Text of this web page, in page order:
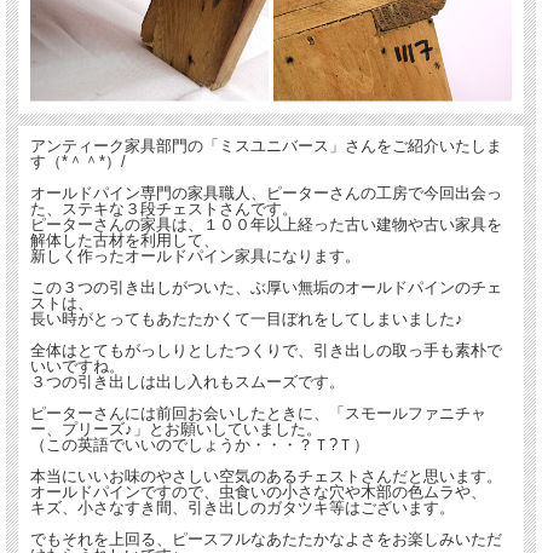
アンティーク家具部門の「ミスユニバース」さんをご紹介いたしま
す（*＾＾*）/
オールドパイン専門の家具職人、ピーターさんの工房で今回出会っ
た、ステキな３段チェストさんです。
ピーターさんの家具は、１００年以上経った古い建物や古い家具を
解体した古材を利用して、
新しく作ったオールドパイン家具になります。
この３つの引き出しがついた、ぶ厚い無垢のオールドパインのチェ
ストは、
長い時がとってもあたたかくて一目ぼれをしてしまいました♪
全体はとてもがっしりとしたつくりで、引き出しの取っ手も素朴で
いいですね。
３つの引き出しは出し入れもスムーズです。
ピーターさんには前回お会いしたときに、「スモールファニチャ
ー、プリーズ♪」とお願いしていました。
（この英語でいいのでしょうか・・・？Ｔ?Ｔ）
本当にいいお味のやさしい空気のあるチェストさんだと思います。
オールドパインですので、虫食いの小さな穴や木部の色ムラや、
キズ、小さなすき間、引き出しのガタツキ等はございます。
でもそれを上回る、ピースフルなあたたかなよさをお楽しみいただ